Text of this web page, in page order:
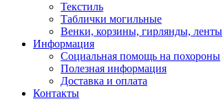
Текстиль
Таблички могильные
Венки, корзины, гирлянды, ленты
Информация
Социальная помощь на похороны
Полезная информация
Доставка и оплата
Контакты